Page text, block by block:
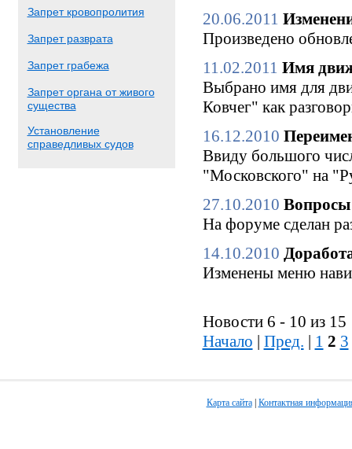
Запрет кровопролития
Запрет разврата
Запрет грабежа
Запрет органа от живого
существа
Установление
справедливых судов
20.06.2011
Произведено
11.02.2011 Имя
Выбрано имя для
Ковчег" как
16.12.2010
Ввиду большого
"Московского" на
27.10.2010 Вопросы
На форуме сделан
14.10.2010
Изменены меню
Новости 6 - 10 из 15
Начало | Пред. | 1 2 3
Карта сайта| Контактная